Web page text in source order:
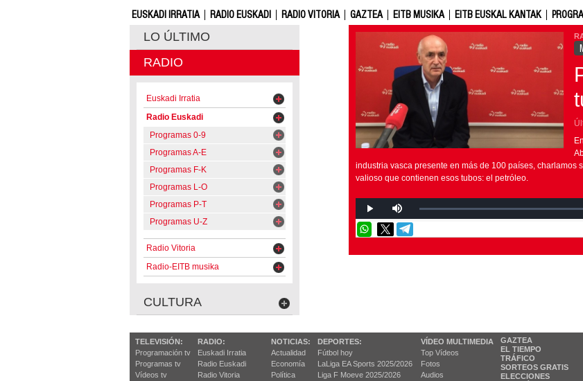
EUSKADI IRRATIA RADIO EUSKADI RADIO VITORIA GAZTEA EITB MUSIKA EITB EUSKAL KANTAK
LO ÚLTIMO
RADIO
Euskadi Irratia
Radio Euskadi
Programas 0-9
Programas A-E
Programas F-K
Programas L-O
Programas P-T
Programas U-Z
Radio Vitoria
Radio-EITB musika
CULTURA
industria vasca presente en más de 100 países, charlamos
valioso que contienen esos tubos: el petróleo.
TELEVISIÓN:
Programación tv
Programas tv
Vídeos tv
RADIO:
Euskadi Irratia
Radio Euskadi
Radio Vitoria
NOTICIAS:
Actualidad
Economía
Política
DEPORTES:
Fútbol hoy
LaLiga EA Sports 2025/2026
Liga F Moeve 2025/2026
VÍDEO MULTIMEDIA
Top Vídeos
Fotos
Audios
GAZTEA
EL TIEMPO
TRÁFICO
SORTEOS GRATIS
ELECCIONES